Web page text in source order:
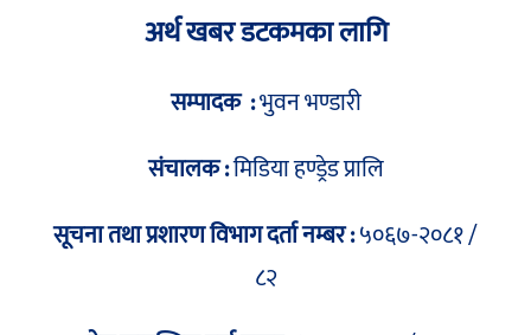
अर्थ खबर डटकमका लागि
सम्पादक :भुवन भण्डारी
संचालक :मिडिया हण्ड्रेड प्रालि
सूचना तथा प्रशारण विभाग दर्ता नम्बर :५०६७-२०८१ /
८२